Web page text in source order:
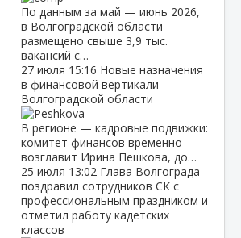
По данным за май — июнь 2026,
в Волгоградской области
размещено свыше 3,9 тыс.
вакансий с…
27 июля 15:16 Новые назначения
в финансовой вертикали
Волгоградской области
В регионе — кадровые подвижки:
комитет финансов временно
возглавит Ирина Пешкова, до…
25 июля 13:02 Глава Волгограда
поздравил сотрудников СК с
профессиональным праздником и
отметил работу кадетских
классов